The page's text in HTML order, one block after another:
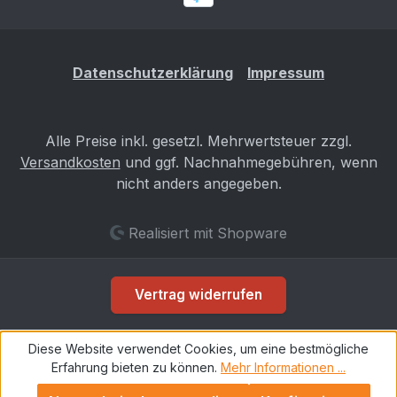
bekanntDatenschutzerklärung Impressum
Alle Preise inkl. gesetzl. Mehrwertsteuer zzgl.
Versandkosten und ggf. Nachnahmegebühren, wenn
nicht anders angegeben.
Realisiert mit Shopware
Vertrag widerrufen
Diese Website verwendet Cookies, um eine bestmögliche
Erfahrung bieten zu können. Mehr Informationen ...